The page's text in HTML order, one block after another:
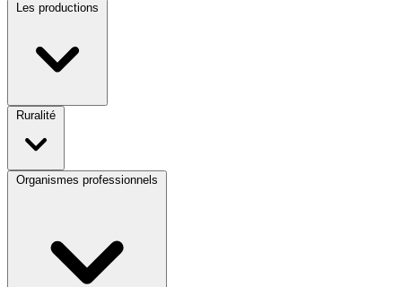
Les productions
Ruralité
Organismes professionnels